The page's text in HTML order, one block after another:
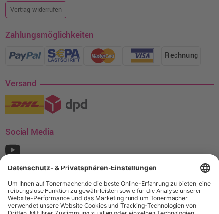
Vertrag widerrufen
Zahlungsmöglichkeiten
Rechnung
Versand
Social Media
¹ Nur gültig für den Versand innerhalb Deutschlands. Befindet sich ein Warenwert
von mindestens 35€ (inkl. Mwst.) an Ampertec Artikeln in Ihrem Warenkorb, ist der
Versand für Sie kostenfrei.